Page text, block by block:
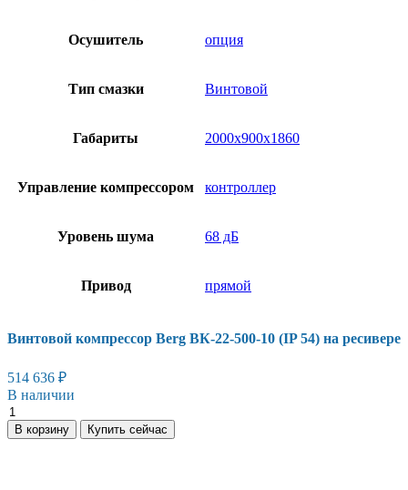
Осушитель опция
Тип смазки Винтовой
Габариты 2000х900х1860
Управление компрессором контроллер
Уровень шума 68 дБ
Привод прямой
Винтовой компрессор Berg ВК-22-500-10 (IP 54) на ресивере
514 636 ₽
В наличии
Винтовой
компрессор
Berg
В корзину Купить сейчас